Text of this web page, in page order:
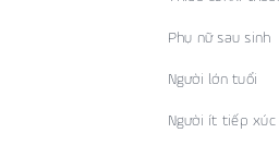
Phụ nữ sau sinh
Người lớn tuổi
Người ít tiếp xúc